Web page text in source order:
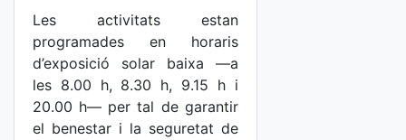
Les activitats estan
programades en horaris
d’exposició solar baixa —a
les 8.00 h, 8.30 h, 9.15 h i
20.00 h— per tal de garantir
el benestar i la seguretat de